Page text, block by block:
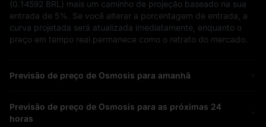
(0.14592 BRL ) mais um caminho de projeção baseado na sua
entrada de 5%
. Se você alterar a porcentagem de entrada, a
curva projetada será atualizada imediatamente, enquanto o
preço em tempo real permanece como o retrato do mercado.
Previsão de preço de Osmosis para amanhã
Previsão de preço de Osmosis para as próximas 24
horas